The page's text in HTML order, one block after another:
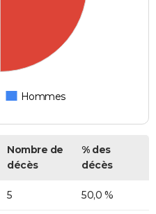
Hommes
Nombre de
décès
% des
décès
5 50,0 %